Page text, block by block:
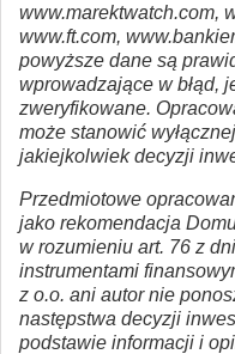
www.marektwatch.com,
www.ft.com,
powyższe dane są
wprowadzające w błąd,
zweryfikowane.
może stanowić
jakiejkolwiek decyzji
Przedmiotowe
jako rekomendacja
w rozumieniu art. 76 z
instrumentami
z o.o. ani autor nie
następstwa decyzji
podstawie informacji i